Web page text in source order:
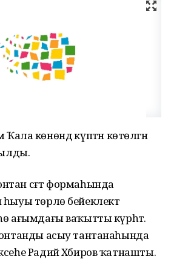
Ҡала көнөндә күптән көтөлгән
сәғәт формаһында
төрлө бейеклектә
ағымдағы ваҡытты күрһәтә.
асыу тантанаһында
Радий Хәбиров ҡатнашты.